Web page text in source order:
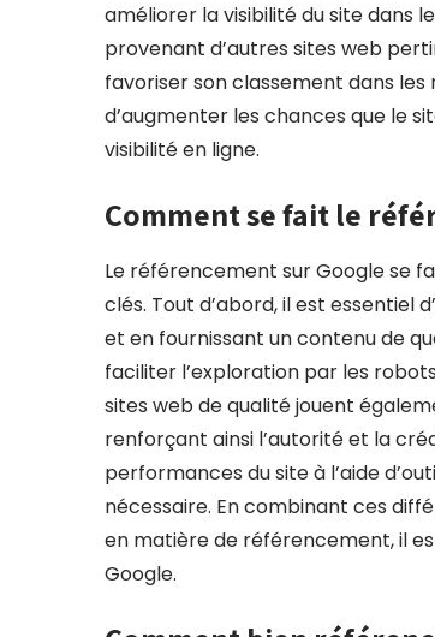
améliorer la visibilité du site dans
provenant d’autres sites web
favoriser son classement dans
d’augmenter les chances que le
visibilité en ligne.
Comment se fait le
Le référencement sur Google se
clés. Tout d’abord, il est
et en fournissant un contenu de
faciliter l’exploration par les
sites web de qualité jouent
renforçant ainsi l’autorité et la
performances du site à l’aide
nécessaire. En combinant ces
en matière de référencement, il
Google.